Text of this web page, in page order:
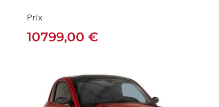
10799,00
Prix
10799,00 €